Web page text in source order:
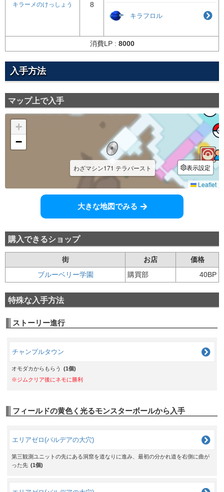
キラーメのけっしょう 8
キラフロル
消費LP : 8000
入手方法
マップ上で入手
大きな地図でみる
購入できるショップ
街 お店
価格
ブルーベリー学園
購買部 40BP
特殊な入手方法
ストーリー進行
チャンプルタウン
オモダカからもらう
(1個)
※ジムクリア後にネモに勝利
フィールドの黄色く光るモンスターボールから入手
エリアゼロ(パルデアの大穴)
第三観測ユニットの先にある洞窟を道なりに進み、最初の分かれ道を右側に曲が
った先 (1個)